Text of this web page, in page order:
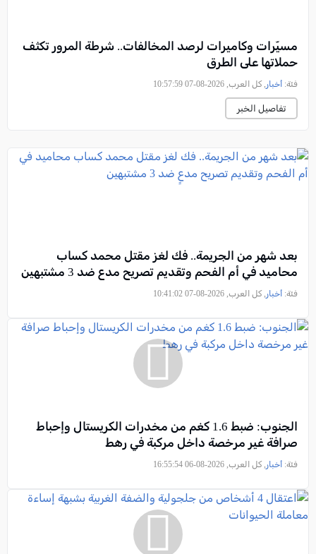
مسيّرات وكاميرات لرصد المخالفات.. شرطة المرور تكثف
حملاتها على الطرق
فئة: أخبار , كل العرب, 2026-08-07 10:57:59
تفاصيل الخبر
بعد شهر من الجريمة.. فك لغز مقتل محمد كساب
محاميد في أم الفحم وتقديم تصريح مدعٍ ضد 3 مشتبهين
فئة: أخبار , كل العرب, 2026-08-07 10:41:02
الجنوب: ضبط 1.6 كغم من مخدرات الكريستال وإحباط
صرافة غير مرخصة داخل مركبة في رهط
فئة: أخبار , كل العرب, 2026-08-06 16:55:54